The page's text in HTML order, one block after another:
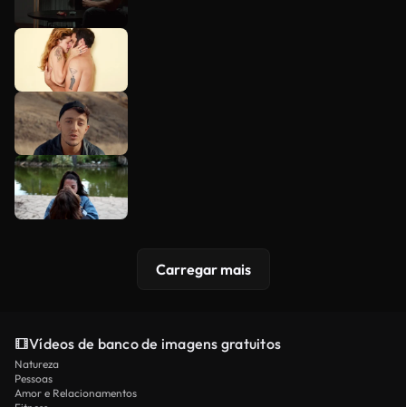
Carregar mais
Vídeos de banco de imagens gratuitos
Natureza
Pessoas
Amor e Relacionamentos